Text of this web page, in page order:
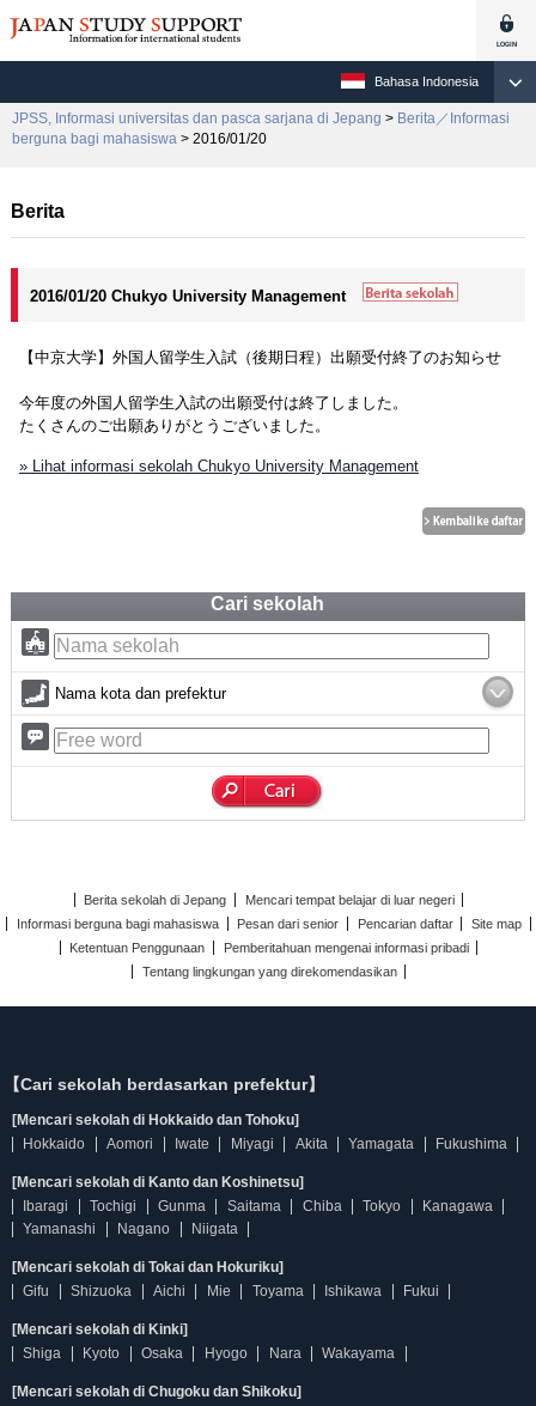
Bahasa Indonesia
JPSS, Informasi universitas dan pasca sarjana di Jepang > Berita／Informasi
berguna bagi mahasiswa > 2016/01/20
Berita
2016/01/20 Chukyo University Management
【中京大学】外国人留学生入試（後期日程）出願受付終了のお知らせ
今年度の外国人留学生入試の出願受付は終了しました。
たくさんのご出願ありがとうございました。
» Lihat informasi sekolah Chukyo University Management
Cari sekolah
Nama kota dan prefektur
Berita sekolah di Jepang
Mencari tempat belajar di luar negeri
Informasi berguna bagi mahasiswa
Pesan dari senior Pencarian daftar
Site map
Ketentuan Penggunaan
Pemberitahuan mengenai informasi pribadi
Tentang lingkungan yang direkomendasikan
【Cari sekolah berdasarkan prefektur】
[Mencari sekolah di Hokkaido dan Tohoku]
Hokkaido
Aomori Iwate Miyagi Akita Yamagata Fukushima
[Mencari sekolah di Kanto dan Koshinetsu]
Ibaragi
Tochigi Gunma Saitama Chiba Tokyo
Kanagawa
Yamanashi
Nagano Niigata
[Mencari sekolah di Tokai dan Hokuriku]
Gifu
Shizuoka Aichi Mie Toyama Ishikawa Fukui
[Mencari sekolah di Kinki]
Shiga
Kyoto Osaka Hyogo Nara Wakayama
[Mencari sekolah di Chugoku dan Shikoku]